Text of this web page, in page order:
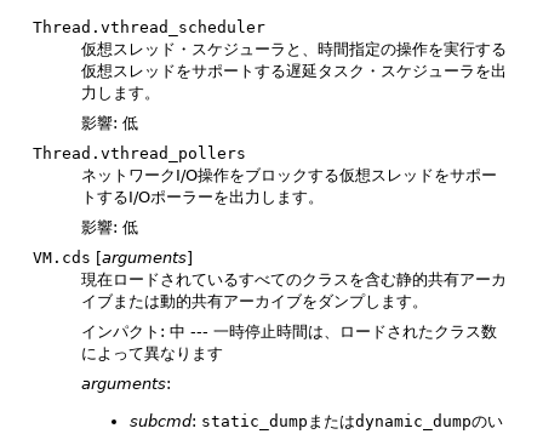
Thread.vthread_scheduler
仮想スレッド・スケジューラと、時間指定の操作を実行する
仮想スレッドをサポートする遅延タスク・スケジューラを出
力します。
影響: 低
Thread.vthread_pollers
ネットワークI/O操作をブロックする仮想スレッドをサポー
トするI/Oポーラーを出力します。
影響: 低
VM.cds [arguments]
現在ロードされているすべてのクラスを含む静的共有アーカ
イブまたは動的共有アーカイブをダンプします。
インパクト: 中 --- 一時停止時間は、ロードされたクラス数
によって異なります
arguments:
subcmd: static_dump またはdynamic_dumpのい